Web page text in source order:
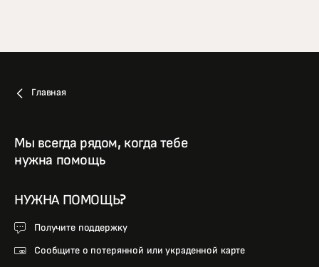
Главная
Мы всегда рядом, когда тебе
нужна помощь
НУЖНА ПОМОЩЬ?
Получите поддержку
Сообщите о потерянной или украденной карте